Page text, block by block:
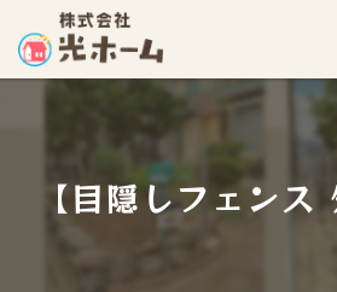
【目隠しフェンス